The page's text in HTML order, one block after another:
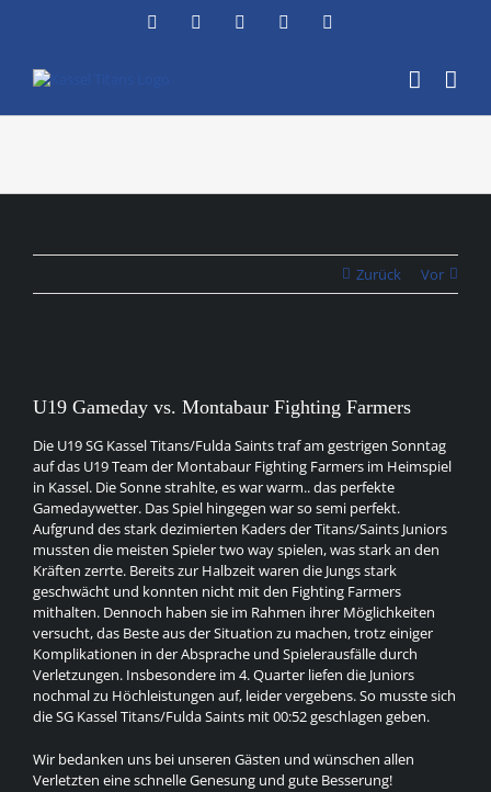
FacebookInstagramYouTubeFlickr
Zurück Vor
Bild
U19 Gameday vs. Montabaur Fighting Farmers
Die U19 SG Kassel Titans/Fulda Saints traf am gestrigen Sonntag
auf das U19 Team der Montabaur Fighting Farmers im Heimspiel
in Kassel. Die Sonne strahlte, es war warm.. das perfekte
Gamedaywetter. Das Spiel hingegen war so semi perfekt.
Aufgrund des stark dezimierten Kaders der Titans/Saints Juniors
mussten die meisten Spieler two way spielen, was stark an den
Kräften zerrte. Bereits zur Halbzeit waren die Jungs stark
geschwächt und konnten nicht mit den Fighting Farmers
mithalten. Dennoch haben sie im Rahmen ihrer Möglichkeiten
versucht, das Beste aus der Situation zu machen, trotz einiger
Komplikationen in der Absprache und Spielerausfälle durch
Verletzungen. Insbesondere im 4. Quarter liefen die Juniors
nochmal zu Höchleistungen auf, leider vergebens. So musste sich
die SG Kassel Titans/Fulda Saints mit 00:52 geschlagen geben.
Wir bedanken uns bei unseren Gästen und wünschen allen
Verletzten eine schnelle Genesung und gute Besserung!